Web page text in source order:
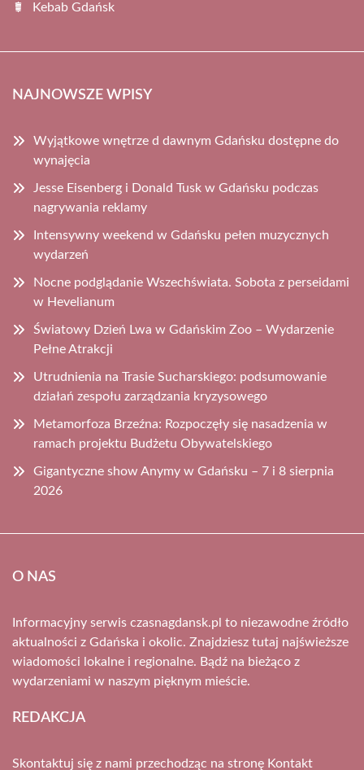
Kebab Gdańsk
NAJNOWSZE WPISY
Wyjątkowe wnętrze d dawnym Gdańsku dostępne do
wynajęcia
Jesse Eisenberg i Donald Tusk w Gdańsku podczas
nagrywania reklamy
Intensywny weekend w Gdańsku pełen muzycznych
wydarzeń
Nocne podglądanie Wszechświata. Sobota z perseidami
w Hevelianum
Światowy Dzień Lwa w Gdańskim Zoo – Wydarzenie
Pełne Atrakcji
Utrudnienia na Trasie Sucharskiego: podsumowanie
działań zespołu zarządzania kryzysowego
Metamorfoza Brzeźna: Rozpoczęły się nasadzenia w
ramach projektu Budżetu Obywatelskiego
Gigantyczne show Anymy w Gdańsku – 7 i 8 sierpnia
2026
O NAS
Informacyjny serwis czasnagdansk.pl to niezawodne źródło
aktualności z Gdańska i okolic. Znajdziesz tutaj najświeższe
wiadomości lokalne i regionalne. Bądź na bieżąco z
wydarzeniami w naszym pięknym mieście.
REDAKCJA
Skontaktuj się z nami przechodząc na stronę Kontakt